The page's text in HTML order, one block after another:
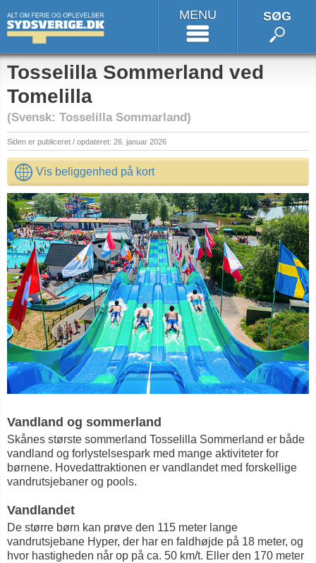
MENU SØG
Tosselilla Sommerland ved
Tomelilla
(Svensk: Tosselilla Sommarland)
Siden er publiceret / opdateret: 26. januar 2026
Vis beliggenhed på kort
Vandland og sommerland
Skånes største sommerland Tosselilla Sommerland er både
vandland og forlystelsespark med mange aktiviteter for
børnene. Hovedattraktionen er vandlandet med forskellige
vandrutsjebaner og pools.
Vandlandet
De større børn kan prøve den 115 meter lange
vandrutsjebane Hyper, der har en faldhøjde på 18 meter, og
hvor hastigheden når op på ca. 50 km/t. Eller den 170 meter